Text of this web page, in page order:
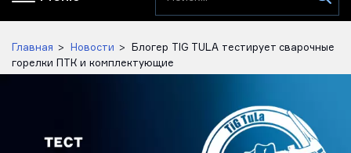
Главная Новости
Блогер TIG TULA тестирует сварочные
горелки ПТК и комплектующие